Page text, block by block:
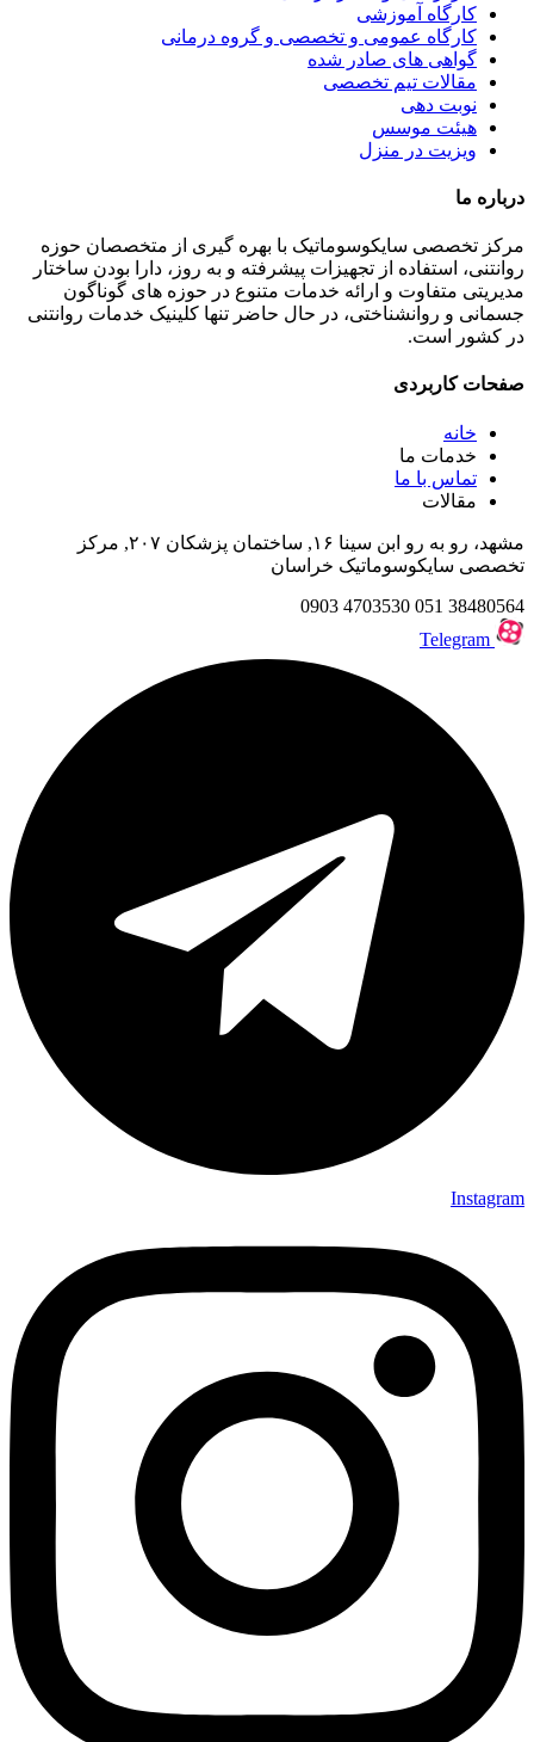
کارگاه آموزشی
کارگاه عمومی و تخصصی و گروه درمانی
گواهی های صادر شده
مقالات تیم تخصصی
نوبت دهی
هیئت موسس
ویزیت در منزل
درباره ما
مرکز تخصصی سایکوسوماتیک با بهره گیری از متخصصان حوزه
روانتنی، استفاده از تجهیزات پیشرفته و به روز، دارا بودن ساختار
مدیریتی متفاوت و ارائه خدمات متنوع در حوزه های گوناگون
جسمانی و روانشناختی، در حال حاضر تنها کلینیک خدمات روانتنی
در کشور است.
صفحات کاربردی
خانه
خدمات ما
تماس با ما
مقالات
مشهد، رو به رو ابن سینا ۱۶, ساختمان پزشکان ۲۰۷, مرکز
تخصصی سایکوسوماتیک خراسان
38480564
051
4703530
0903
Telegram
Instagram